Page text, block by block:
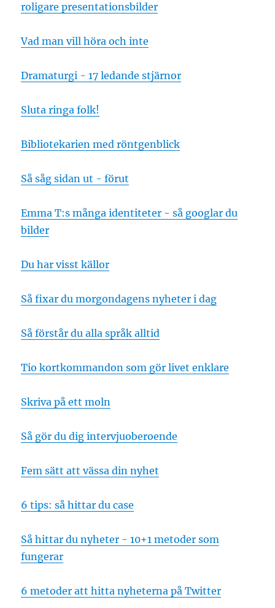
roligare presentationsbilder
Vad man vill höra och inte
Dramaturgi - 17 ledande stjärnor
Sluta ringa folk!
Bibliotekarien med röntgenblick
Så såg sidan ut - förut
Emma T:s många identiteter - så googlar du
bilder
Du har visst källor
Så fixar du morgondagens nyheter i dag
Så förstår du alla språk alltid
Tio kortkommandon som gör livet enklare
Skriva på ett moln
Så gör du dig intervjuoberoende
Fem sätt att vässa din nyhet
6 tips: så hittar du case
Så hittar du nyheter - 10+1 metoder som
fungerar
6 metoder att hitta nyheterna på Twitter